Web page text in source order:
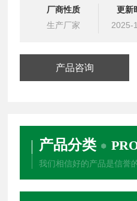
复合材料等领域。的高低温
胀系数的采集和分析，是目
满足军工、航天航空工业
厂商性质
生产厂家
更新
2025-
产品咨询
产品分类
我们相信好的产品是信誉